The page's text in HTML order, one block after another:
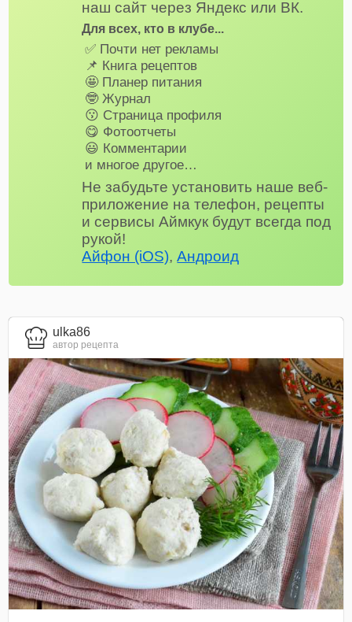
наш сайт через Яндекс или ВК.
Для всех, кто в клубе...
✅ Почти нет рекламы
📌 Книга рецептов
🤩 Планер питания
🤓 Журнал
😗 Страница профиля
😋 Фотоотчеты
😃 Комментарии
и многое другое…
Не забудьте установить наше веб-
приложение на телефон, рецепты
и сервисы Аймкук будут всегда под
рукой!
Айфон (iOS),Андроид
ulka86
автор рецепта